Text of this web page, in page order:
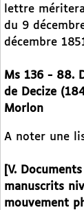
lettre
du 9
décembre
Ms 136 - 88.
de Decize
Morlon
A noter une
[V.
manuscrits
mouvement